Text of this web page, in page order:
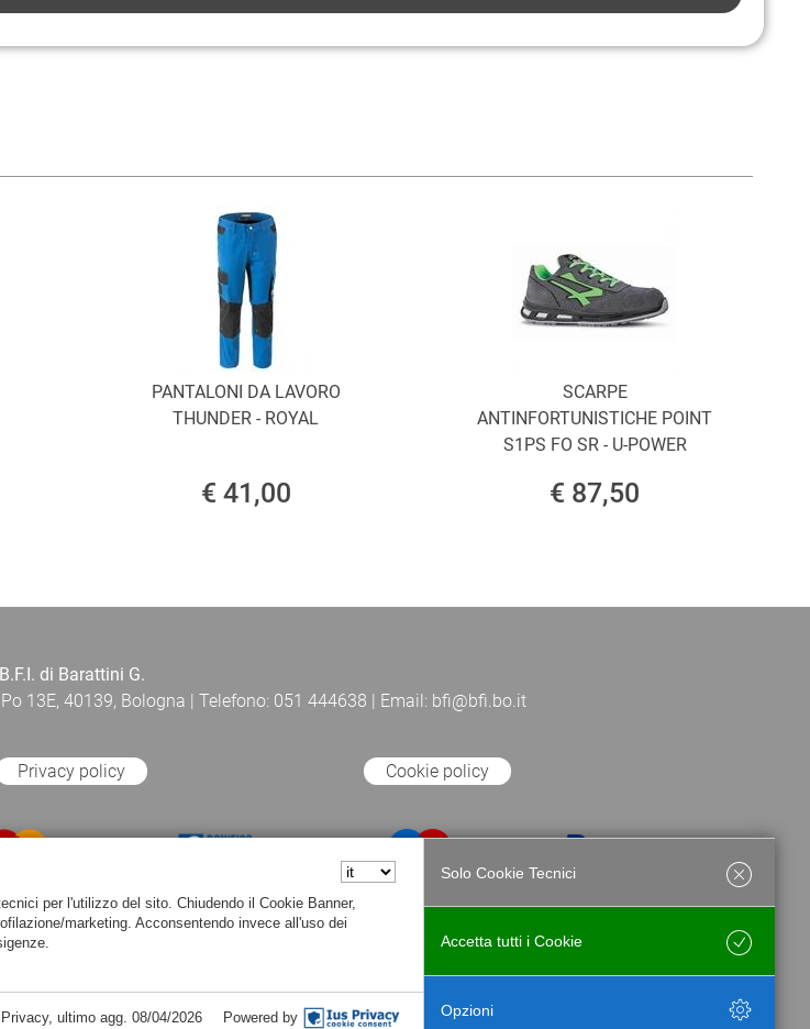
PANTALONI DA LAVORO
THUNDER - ROYAL
€ 41,00
SCARPE
ANTINFORTUNISTICHE POINT
S1PS FO SR - U-POWER
€ 87,50
B.F.I. di Barattini G.
13E, 40139, Bologna | Telefono: 051 444638 | Email: bfi@bfi.bo.it
Privacy policy Cookie policy
per l'utilizzo del sito. Chiudendo il Cookie Banner,
marketing. Acconsentendo invece all'uso dei
Accetta tutti i Cookie
Solo Cookie Tecnici
Salva
Opzioni
, ultimo agg. 08/04/2026 Powered by